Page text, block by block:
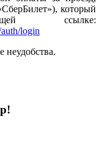
который
ссылке:
login
неудобства.